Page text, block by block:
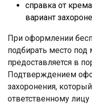
справка от
вариант
При оформлении
подбирать место под
предоставляется в
Подтверждением
захоронения,
ответственному